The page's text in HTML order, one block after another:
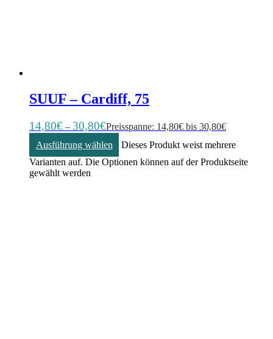
SUUF – Cardiff, 75
14,80€ – 30,80€Preisspanne: 14,80€ bis 30,80€
Ausführung wählen
Dieses Produkt weist mehrere
Varianten auf. Die Optionen können auf der Produktseite
gewählt werden